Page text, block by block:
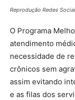
Reprodução Redes
O Programa
atendimento
necessidade de
crônicos sem
assim evitando
e as filas dos